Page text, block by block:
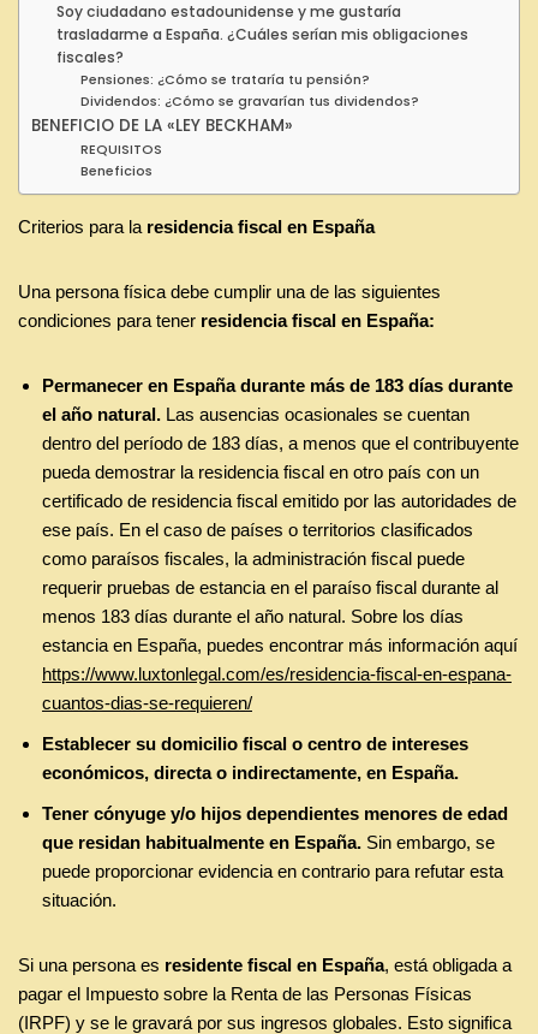
Soy ciudadano estadounidense y me gustaría
trasladarme a España. ¿Cuáles serían mis obligaciones
fiscales?
Pensiones: ¿Cómo se trataría tu pensión?
Dividendos: ¿Cómo se gravarían tus dividendos?
BENEFICIO DE LA «LEY BECKHAM»
REQUISITOS
Beneficios
Criterios para la residencia fiscal en España
Una persona física debe cumplir una de las siguientes
condiciones para tener residencia fiscal en España:
Permanecer en España durante más de 183 días durante
el año natural. Las ausencias ocasionales se cuentan
dentro del período de 183 días, a menos que el contribuyente
pueda demostrar la residencia fiscal en otro país con un
certificado de residencia fiscal emitido por las autoridades de
ese país. En el caso de países o territorios clasificados
como paraísos fiscales, la administración fiscal puede
requerir pruebas de estancia en el paraíso fiscal durante al
menos 183 días durante el año natural. Sobre los días
estancia en España, puedes encontrar más información aquí
https://www.luxtonlegal.com/es/residencia-fiscal-en-espana-
cuantos-dias-se-requieren/
Establecer su domicilio fiscal o centro de intereses
económicos, directa o indirectamente, en España.
Tener cónyuge y/o hijos dependientes menores de edad
que residan habitualmente en España. Sin embargo, se
puede proporcionar evidencia en contrario para refutar esta
situación.
Si una persona es residente fiscal en España, está obligada a
pagar el Impuesto sobre la Renta de las Personas Físicas
(IRPF) y se le gravará por sus ingresos globales. Esto significa